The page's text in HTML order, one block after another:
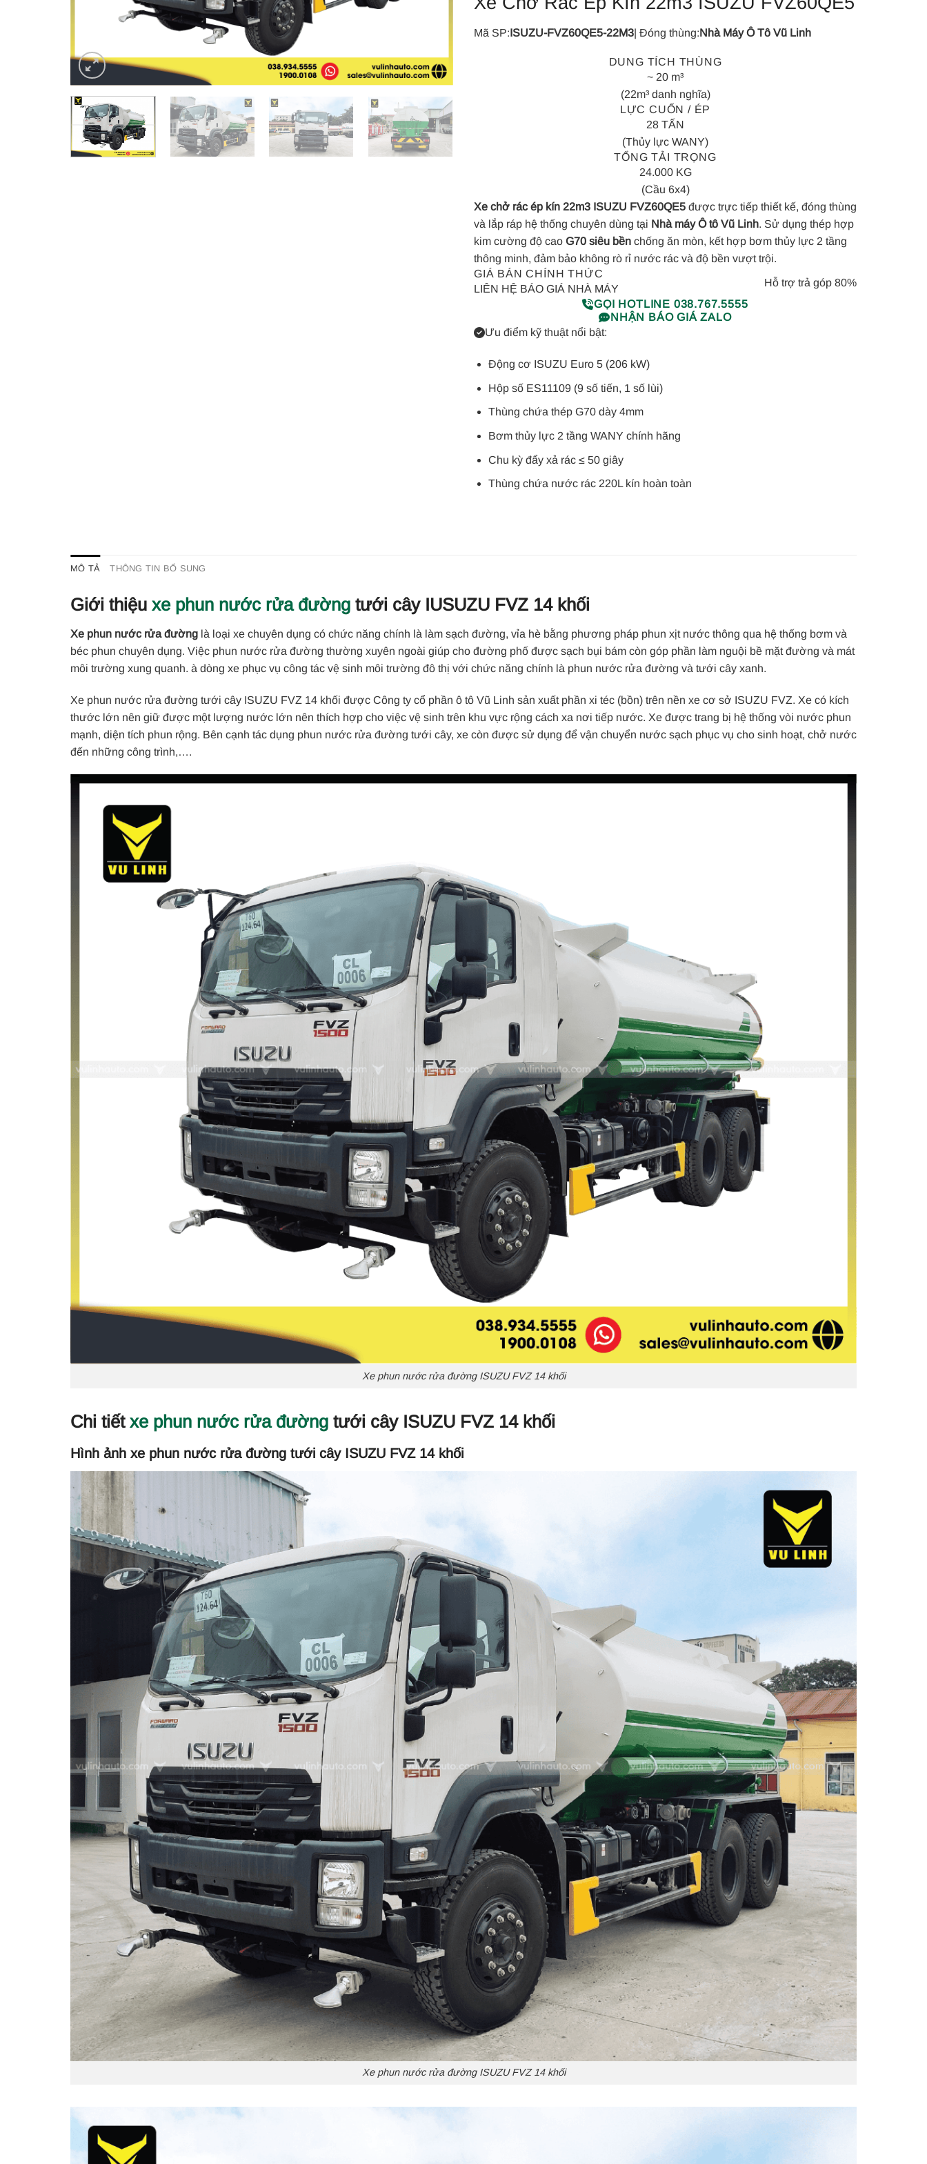
Mã SP:ISUZU-FVZ60QE5-22M3| Đóng thùng:Nhà Máy Ô Tô Vũ Linh
DUNG TÍCH THÙNG
~ 20 m³
(22m³ danh nghĩa)
LỰC CUỐN / ÉP
28 TẤN
(Thủy lực WANY)
TỔNG TẢI TRỌNG
24.000 KG
(Cầu 6x4)
Xe chở rác ép kín 22m3 ISUZU FVZ60QE5 được trực tiếp thiết kế, đóng thùng
và lắp ráp hệ thống chuyên dùng tại Nhà máy Ô tô Vũ Linh. Sử dụng thép hợp
kim cường độ cao G70 siêu bền chống ăn mòn, kết hợp bơm thủy lực 2 tầng
thông minh, đảm bảo không rò rỉ nước rác và độ bền vượt trội.
GIÁ BÁN CHÍNH THỨC
LIÊN HỆ BÁO GIÁ NHÀ MÁY
Hỗ trợ trả góp 80%
GỌI HOTLINE 038.767.5555
NHẬN BÁO GIÁ ZALO
Ưu điểm kỹ thuật nổi bật:
Động cơ ISUZU Euro 5 (206 kW)
Hộp số ES11109 (9 số tiến, 1 số lùi)
Thùng chứa thép G70 dày 4mm
Bơm thủy lực 2 tầng WANY chính hãng
Chu kỳ đẩy xả rác ≤ 50 giây
Thùng chứa nước rác 220L kín hoàn toàn
MÔ TẢ THÔNG TIN BỔ SUNG
Giới thiệu xe phun nước rửa đường tưới cây IUSUZU FVZ 14 khối
Xe phun nước rửa đường là loại xe chuyên dụng có chức năng chính là làm sạch đường, vỉa hè bằng phương pháp phun xịt nước thông qua hệ thống bơm và
béc phun chuyên dụng. Việc phun nước rửa đường thường xuyên ngoài giúp cho đường phố được sạch bụi bám còn góp phần làm nguội bề mặt đường và mát
môi trường xung quanh. à dòng xe phục vụ công tác vệ sinh môi trường đô thị với chức năng chính là phun nước rửa đường và tưới cây xanh.
Xe phun nước rửa đường tưới cây ISUZU FVZ 14 khối được Công ty cổ phần ô tô Vũ Linh sản xuất phần xi téc (bồn) trên nền xe cơ sở ISUZU FVZ. Xe có kích
thước lớn nên giữ được một lượng nước lớn nên thích hợp cho việc vệ sinh trên khu vực rộng cách xa nơi tiếp nước. Xe được trang bị hệ thống vòi nước phun
mạnh, diện tích phun rộng. Bên cạnh tác dụng phun nước rửa đường tưới cây, xe còn được sử dụng để vận chuyển nước sạch phục vụ cho sinh hoạt, chở nước
đến những công trình,….
Xe phun nước rửa đường ISUZU FVZ 14 khối
Chi tiết xe phun nước rửa đường tưới cây ISUZU FVZ 14 khối
Hình ảnh xe phun nước rửa đường tưới cây ISUZU FVZ 14 khối
Xe phun nước rửa đường ISUZU FVZ 14 khối